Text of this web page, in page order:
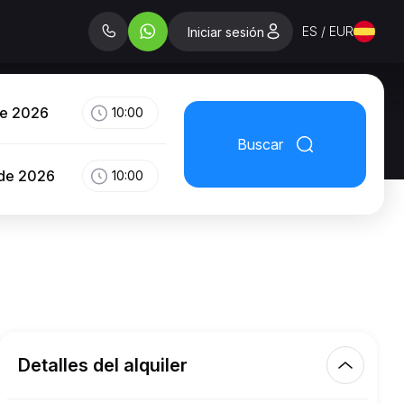
Iniciar sesión ES / EUR
2026 10:00
2026 10:00
Buscar
Detalles del alquiler